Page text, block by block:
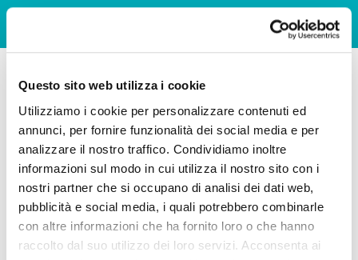
Questo sito web utilizza i cookie
Utilizziamo i cookie per personalizzare contenuti ed
annunci, per fornire funzionalità dei social media e per
analizzare il nostro traffico. Condividiamo inoltre
informazioni sul modo in cui utilizza il nostro sito con i
nostri partner che si occupano di analisi dei dati web,
pubblicità e social media, i quali potrebbero combinarle
con altre informazioni che ha fornito loro o che hanno
raccolto dal suo utilizzo dei loro servizi. Acconsenta ai